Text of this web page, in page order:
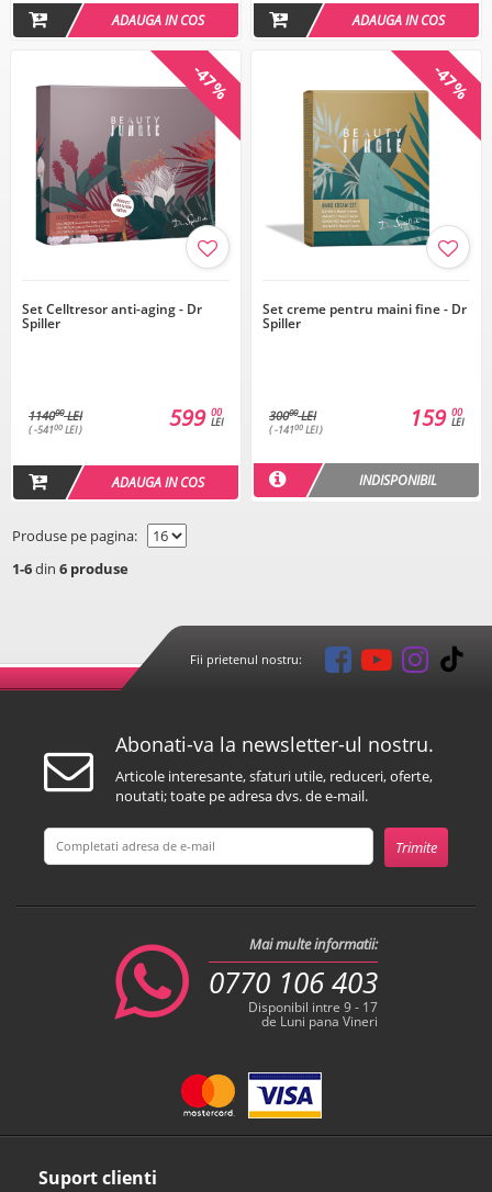
ADAUGA IN COS ADAUGA IN COS
-47%
Set Celltresor anti-aging - Dr
Spiller
114000LEI
( -54100 LEI )
00
LEI
599
ADAUGA IN COS
-47%
Set creme pentru maini fine - Dr
Spiller
30000LEI
( -14100 LEI )
00
LEI
159
INDISPONIBIL
Produse pe pagina:
1-6din 6 produse
Fii prietenul nostru:
Suport clienti
Abonati-va la newsletter-ul nostru.
Articole interesante, sfaturi utile, reduceri, oferte,
noutati; toate pe adresa dvs. de e-mail.
Mai multe informatii:
0770 106 403
Disponibil intre 9 - 17
de Luni pana Vineri